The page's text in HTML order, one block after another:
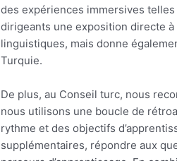
des expériences immersives
dirigeants une exposition directe
linguistiques, mais donne
Turquie.
De plus, au Conseil turc, nous
nous utilisons une boucle de
rythme et des objectifs
supplémentaires, répondre aux